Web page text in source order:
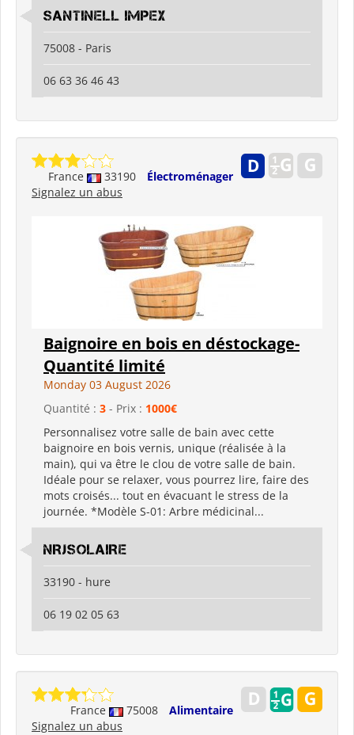
santinell Impex
75008 - Paris
06 63 36 46 43
France 33190
Électroménager
Signalez un abus
Baignoire en bois en déstockage-
Quantité limité
Monday 03 August 2026
Quantité : 3 - Prix : 1000€
Personnalisez votre salle de bain avec cette
baignoire en bois vernis, unique (réalisée à la
main), qui va être le clou de votre salle de bain.
Idéale pour se relaxer, vous pourrez lire, faire des
mots croisés... tout en évacuant le stress de la
journée. *Modèle S-01: Arbre médicinal...
NRJSOLAIRE
33190 - hure
06 19 02 05 63
France 75008
Alimentaire
Signalez un abus